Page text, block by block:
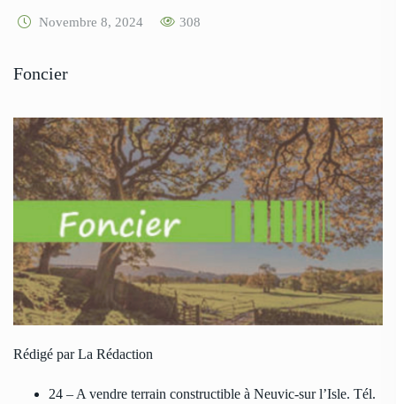
Novembre 8, 2024 308
Foncier
Rédigé par La Rédaction
24 – A vendre terrain constructible à Neuvic-sur l’Isle. Tél.